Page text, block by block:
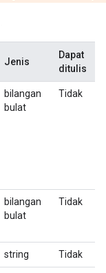
Jenis
Dapat
ditulis
bilangan
bulat
Tidak
bilangan
bulat
Tidak
string Tidak